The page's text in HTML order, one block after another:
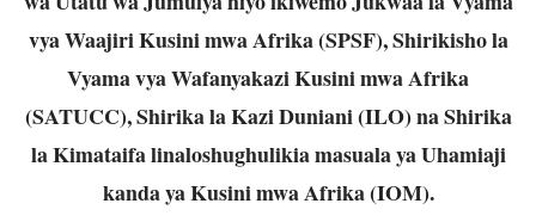
vya Waajiri Kusini mwa Afrika (SPSF), Shirikisho la
Vyama vya Wafanyakazi Kusini mwa Afrika
(SATUCC), Shirika la Kazi Duniani (ILO) na Shirika
la Kimataifa linaloshughulikia masuala ya Uhamiaji
kanda ya Kusini mwa Afrika (IOM).